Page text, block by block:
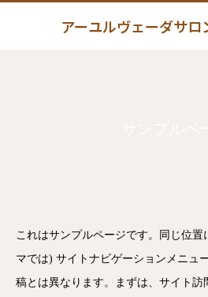
アーユルヴェーダサ
これはサンプルページです。同じ位置
マでは) サイトナビゲーションメニュ
稿とは異なります。まずは、サイト訪